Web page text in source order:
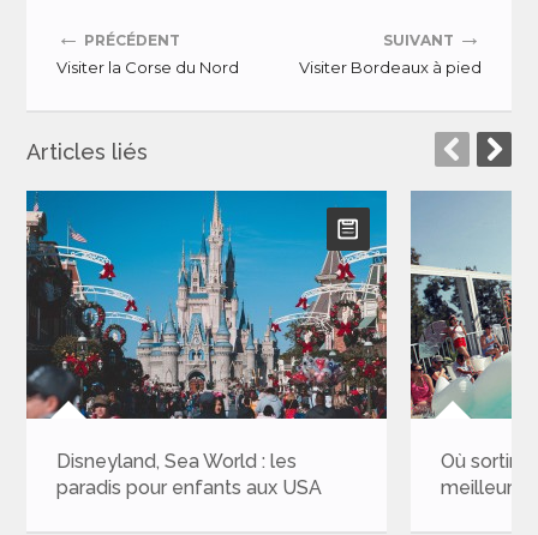
← PRÉCÉDENT
Visiter la Corse du Nord
SUIVANT →
Visiter Bordeaux à pied
Articles liés
Disneyland, Sea World : les
paradis pour enfants aux USA
Où sortir à
meilleures